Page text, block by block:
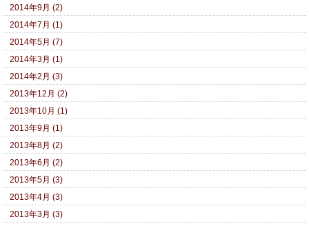
2014年9月 (2)
2014年7月 (1)
2014年5月 (7)
2014年3月 (1)
2014年2月 (3)
2013年12月 (2)
2013年10月 (1)
2013年9月 (1)
2013年8月 (2)
2013年6月 (2)
2013年5月 (3)
2013年4月 (3)
2013年3月 (3)